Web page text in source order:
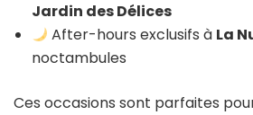
Jardin des Délices
After-hours exclusifs à La
noctambules
Ces occasions sont parfaites